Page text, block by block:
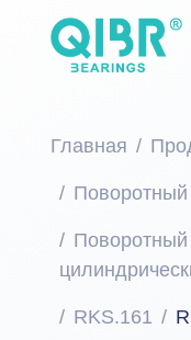
Главная
RKS.161